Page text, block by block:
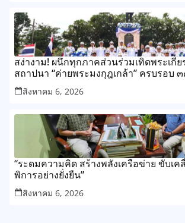
สง่างาม! ผนึกทุกภาคส่วนร่วมเทิดพระเกี
สถาปนา “ค่ายพระมงกุฎเกล้า” ครบรอบ
พิทักษ์แผ่นดิน ดูแลประชาชน
สิงหาคม 6, 2026
“ระดมความคิด สร้างพลังเครือข่าย ขับเ
พิการอย่างยั่งยืน”
สิงหาคม 6, 2026